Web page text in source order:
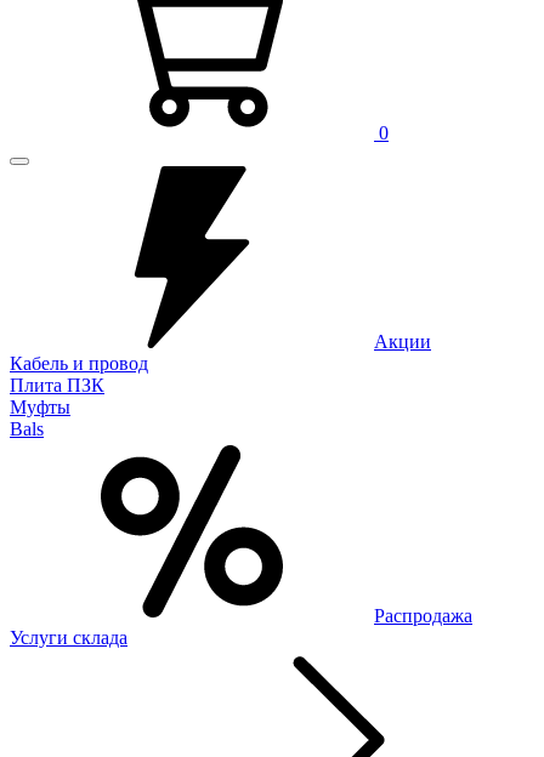
0
Акции
Кабель и провод
Плита ПЗК
Муфты
Bals
Распродажа
Услуги склада